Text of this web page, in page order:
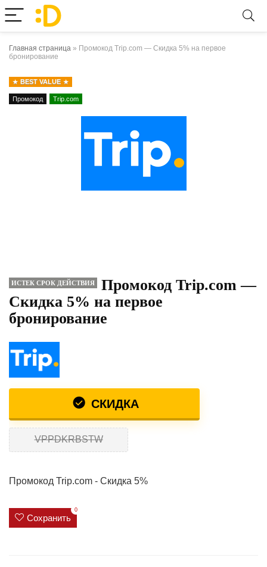
Главная страница » Промокод Trip.com — Скидка 5% на первое
бронирование
BEST VALUE
Промокод Trip.com
ИСТЕК СРОК ДЕЙСТВИЯ
Промокод Trip.com —
Скидка 5% на первое
бронирование
СКИДКА
VPPDKRBSTW
Промокод Trip.com - Скидка 5%
Сохранить
0